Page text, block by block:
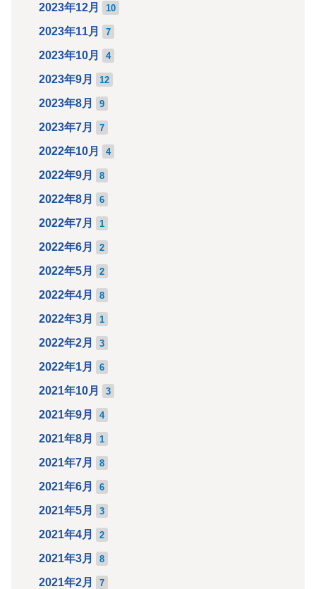
2023年12月 10
2023年11月 7
2023年10月 4
2023年9月 12
2023年8月 9
2023年7月 7
2022年10月 4
2022年9月 8
2022年8月 6
2022年7月 1
2022年6月 2
2022年5月 2
2022年4月 8
2022年3月 1
2022年2月 3
2022年1月 6
2021年10月 3
2021年9月 4
2021年8月 1
2021年7月 8
2021年6月 6
2021年5月 3
2021年4月 2
2021年3月 8
2021年2月 7